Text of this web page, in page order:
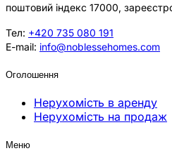
поштовий індекс 17000,
Тел: +420 735 080 191
E-mail: info@noblessehomes.com
Оголошення
Нерухомість в аренду
Нерухомість на продаж
Меню